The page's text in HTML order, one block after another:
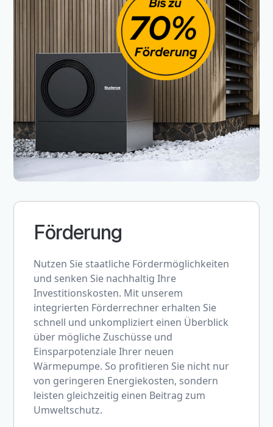
Förderung
Nutzen Sie staatliche Fördermöglichkeiten
und senken Sie nachhaltig Ihre
Investitionskosten. Mit unserem
integrierten Förderrechner erhalten Sie
schnell und unkompliziert einen Überblick
über mögliche Zuschüsse und
Einsparpotenziale Ihrer neuen
Wärmepumpe. So profitieren Sie nicht nur
von geringeren Energiekosten, sondern
leisten gleichzeitig einen Beitrag zum
Umweltschutz.